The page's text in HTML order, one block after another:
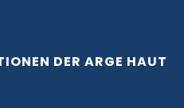
DER ARGE HAUT